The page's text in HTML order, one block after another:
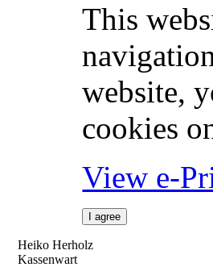
This
website,
cookies
View e-
I agree
Heiko Herholz
Kassenwart